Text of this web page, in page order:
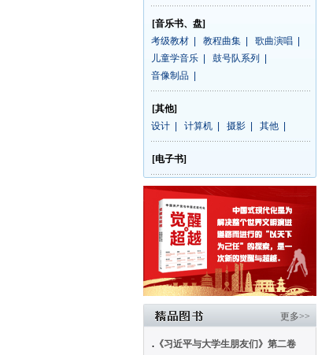
[音乐书、盘]
考级教材
教程曲集 歌曲演唱
儿童学音乐
鼓号队系列
音像制品
[其他]
设计
计算机 摄影 其他
[电子书]
更多>>
. 《习近平与大学生朋友们》第二卷